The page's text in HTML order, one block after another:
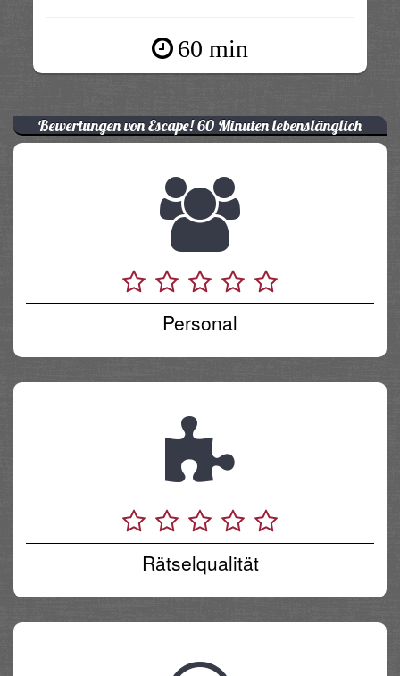
60 min
Bewertungen von Escape! 60 Minuten lebenslänglich
Personal
Rätselqualität